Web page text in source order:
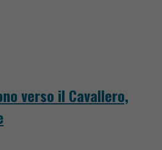
verso il Cavallero,